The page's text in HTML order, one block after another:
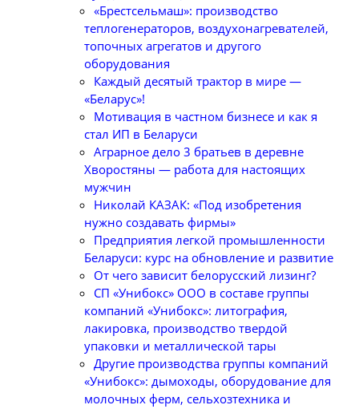
«Брестсельмаш»: производство
теплогенераторов, воздухонагревателей,
топочных агрегатов и другого
оборудования
Каждый десятый трактор в мире —
«Беларус»!
Мотивация в частном бизнесе и как я
стал ИП в Беларуси
Аграрное дело 3 братьев в деревне
Хворостяны — работа для настоящих
мужчин
Николай КАЗАК: «Под изобретения
нужно создавать фирмы»
Предприятия легкой промышленности
Беларуси: курс на обновление и развитие
От чего зависит белорусский лизинг?
СП «Унибокс» ООО в составе группы
компаний «Унибокс»: литография,
лакировка, производство твердой
упаковки и металлической тары
Другие производства группы компаний
«Унибокс»: дымоходы, оборудование для
молочных ферм, сельхозтехника и